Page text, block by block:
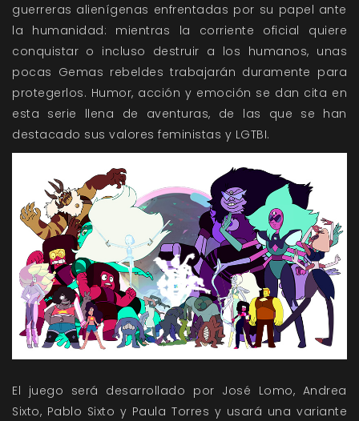
guerreras alienígenas enfrentadas por su papel ante
la humanidad: mientras la corriente oficial quiere
conquistar o incluso destruir a los humanos, unas
pocas Gemas rebeldes trabajarán duramente para
protegerlos. Humor, acción y emoción se dan cita en
esta serie llena de aventuras, de las que se han
destacado sus valores feministas y LGTBI.
El juego será desarrollado por José Lomo, Andrea
Sixto, Pablo Sixto y Paula Torres y usará una variante